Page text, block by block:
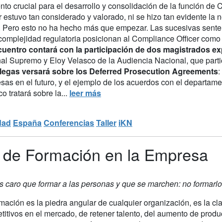
crucial para el desarrollo y consolidación de la función de
estuvo tan considerado y valorado, ni se hizo tan evidente la
Pero esto no ha hecho más que empezar. Las sucesivas
regulatoria posicionan al Compliance Officer
contará con la participación de dos magistrados
Supremo y Eloy Velasco de la Audiencia Nacional, que
versará sobre los Deferred Prosecution Agreements
en el futuro, y el ejemplo de los acuerdos con el
tratará sobre la... leer más
España ConferenciasTaller iKN
Formación en la Empresa
caro que formar a las personas y que se marchen: no
es la piedra angular de cualquier organización, es la
en el mercado, de retener talento, del aumento de